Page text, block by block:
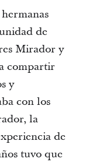
de
Mirador y
compartir
y
con los
la
de
tuvo que